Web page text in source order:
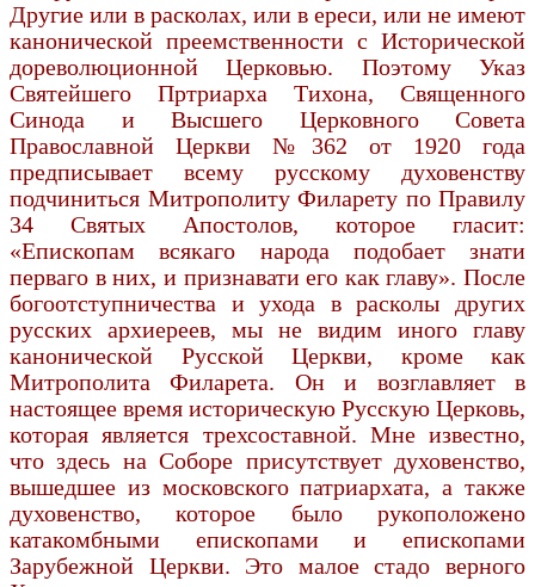
Другие или в расколах, или в ереси, или не имеют
канонической преемственности с Исторической
дореволюционной Церковью. Поэтому Указ
Святейшего Пртриарха Тихона, Священного
Синода и Высшего Церковного Совета
Православной Церкви №362 от 1920 года
предписывает всему русскому духовенству
подчиниться Митрополиту Филарету по Правилу
34 Святых Апостолов, которое гласит:
«Епископам всякаго народа подобает знати
перваго в них, и признавати его как главу». После
богоотступничества и ухода в расколы других
русских архиереев, мы не видим иного главу
канонической Русской Церкви, кроме как
Митрополита Филарета. Он и возглавляет в
настоящее время историческую Русскую Церковь,
которая является трехсоставной. Мне известно,
что здесь на Соборе присутствует духовенство,
вышедшее из московского патриархата, а также
духовенство, которое было рукоположено
катакомбными епископами и епископами
Зарубежной Церкви. Это малое стадо верного